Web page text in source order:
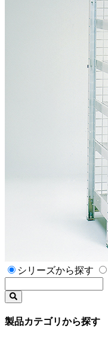
シリーズから探す
製品カテゴリから探す